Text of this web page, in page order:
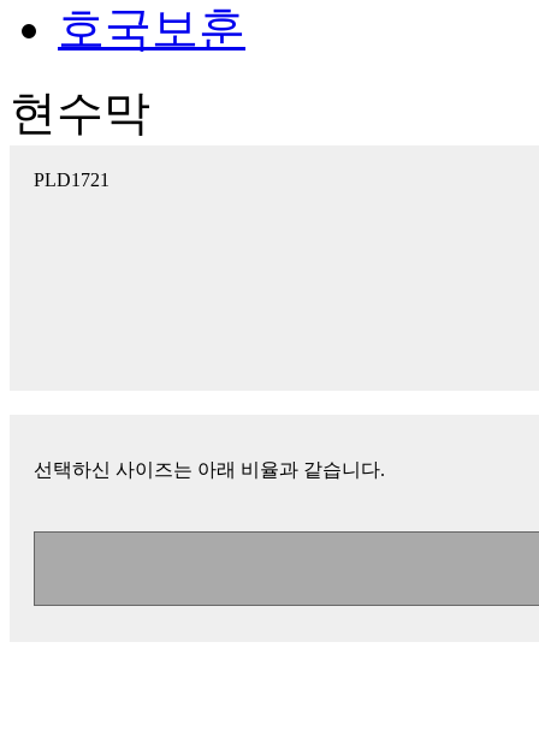
호국보훈
현수막
PLD1721
선택하신 사이즈는 아래 비율과 같습니다.